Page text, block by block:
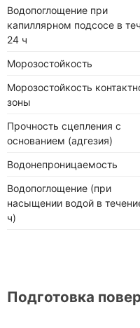
Водопоглощение при
капиллярном подсосе в
24 ч
Морозостойкость
Морозостойкость
зоны
Прочность сцепления с
основанием (адгезия)
Водонепроницаемость
Водопоглощение (при
насыщении водой в
ч)
Подготовка